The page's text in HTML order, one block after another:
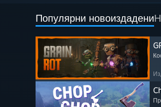
Популярни новоиздадени